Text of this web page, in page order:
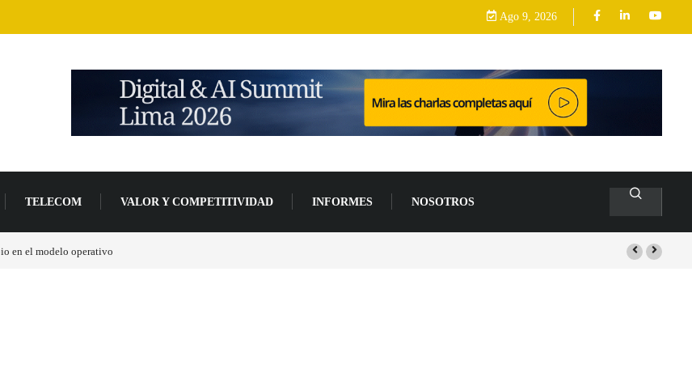
Ago 9, 2026
TELECOM VALOR Y COMPETITIVIDAD INFORMES NOSOTROS
2026